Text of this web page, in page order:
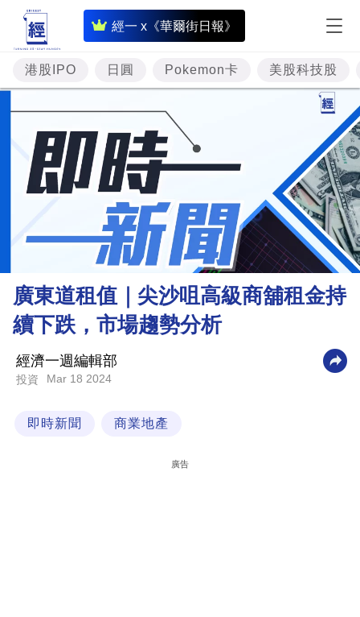
經一 x《華爾街日報》
即
時
財
經
專
題
投
資
樓
市
財
商
業
科
港股IPO 日圓 Pokemon卡 美股科技股
廣東道租值｜尖沙咀高級商舖租金持
續下跌，市場趨勢分析
經濟一週編輯部
投資 Mar 18 2024
即時新聞 商業地產
廣告